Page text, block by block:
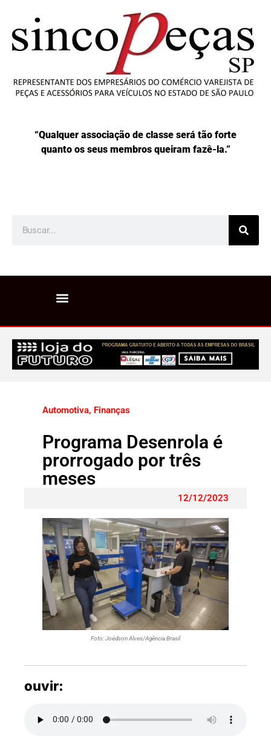
“Qualquer associação de classe será tão forte
quanto os seus membros queiram fazê-la.”
Automotiva, Finanças
Programa Desenrola é
prorrogado por três
meses
12/12/2023
Foto: Joédson Alves/Agência Brasil
ouvir: